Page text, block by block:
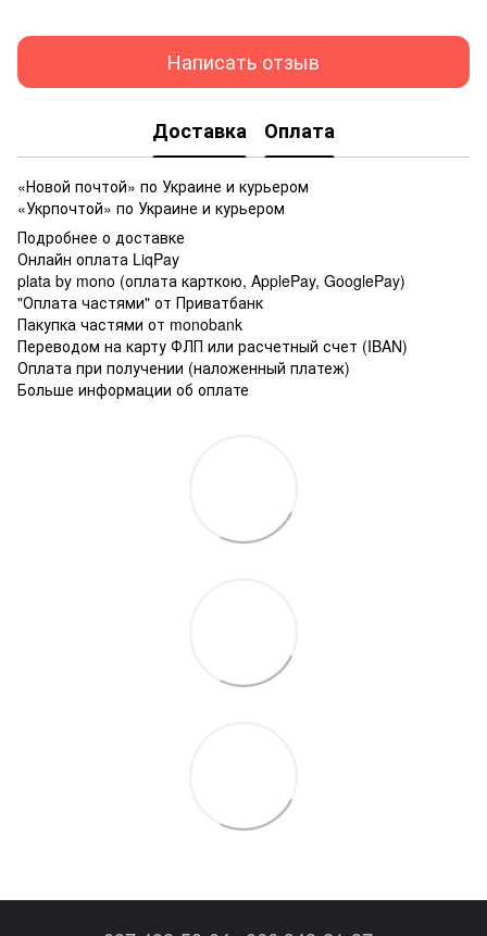
Написать отзыв
Доставка Оплата
«Новой почтой» по Украине и курьером
«Укрпочтой» по Украине и курьером
Подробнее о доставке
Онлайн оплата LiqPay
plata by mono (оплата карткою, ApplePay, GooglePay)
"Оплата частями" от Приватбанк
Пакупка частями от monobank
Переводом на карту ФЛП или расчетный счет (IBAN)
Оплата при получении (наложенный платеж)
Больше информации об оплате